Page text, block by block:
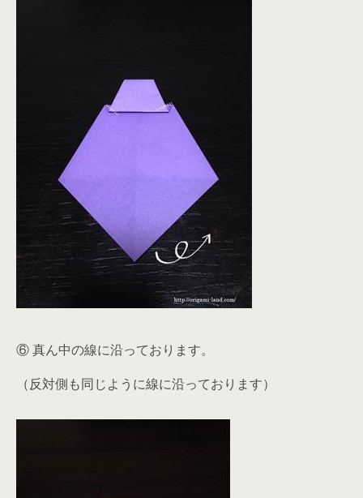
⑥ 真ん中の線に沿っております。
（反対側も同じように線に沿っております）